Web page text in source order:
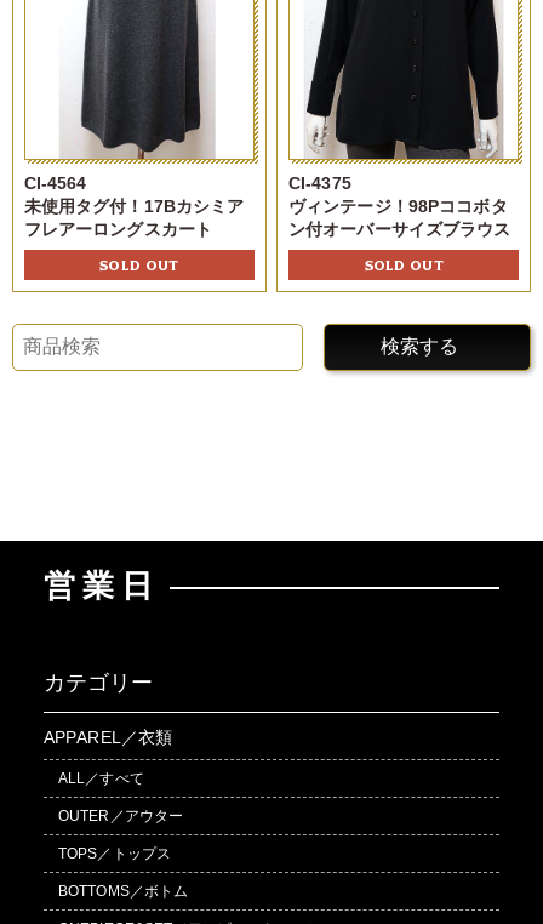
CI-4564
未使用タグ付！17Bカシミア
フレアーロングスカート
SOLD OUT
CI-4375
ヴィンテージ！98Pココボタ
ン付オーバーサイズブラウス
SOLD OUT
検索する
営業日
カテゴリー
APPAREL／衣類
ALL／すべて
OUTER／アウター
TOPS／トップス
BOTTOMS／ボトム